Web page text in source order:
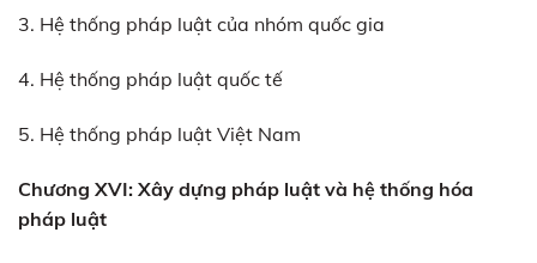
3. Hệ thống pháp luật của nhóm quốc gia
4. Hệ thống pháp luật quốc tế
5. Hệ thống pháp luật Việt Nam
Chương XVI: Xây dựng pháp luật và hệ thống hóa
pháp luật